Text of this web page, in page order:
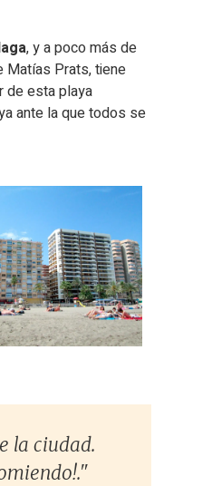
, y a poco más de
Matías Prats, tiene
de esta playa
ante la que todos se
la ciudad.